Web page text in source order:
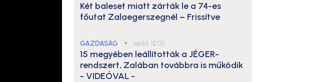
Két baleset miatt zárták le a 74-es
főutat Zalaegerszegnél – Frissítve
GAZDASÁG ● kedd, 15:05
15 megyében leállították a JÉGER-
rendszert, Zalában továbbra is működik
- VIDEÓVAL -